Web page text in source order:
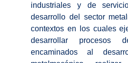
industriales y de
desarrollo del sector
contextos en los cuales
desarrollar procesos
encaminados al